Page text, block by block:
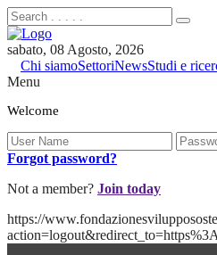
sabato, 08 Agosto, 2026
Chi siamoSettoriNewsStudi e
Menu
Welcome
Forgot password?
Not a member? Join today
https://